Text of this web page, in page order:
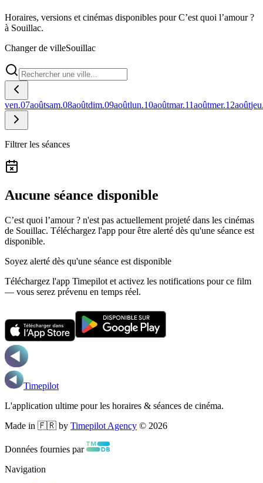
Horaires, versions et cinémas disponibles pour C’est quoi l’amour ?
à Souillac.
Changer de villeSouillac
ven.07aoûtsam.08aoûtdim.09aoûtlun.10aoûtmar.11aoûtmer.12août
Filtrer les séances
Aucune séance disponible
C’est quoi l’amour ? n'est pas actuellement projeté dans les cinémas
de Souillac. Téléchargez l'app pour être alerté dès qu'une séance est
disponible.
Soyez alerté dès qu'une séance est disponible
Téléchargez l'app Timepilot et activez les notifications pour ce film
— vous serez prévenu en temps réel.
Timepilot
L'application ultime pour les horaires & séances de cinéma.
Made in 🇫🇷 by Timepilot Agency © 2026
Données fournies par
Navigation